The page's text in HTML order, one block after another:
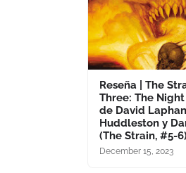
Reseña | The
Three: The
de David
Huddleston y
(The Strain, #5-
December 15, 2023